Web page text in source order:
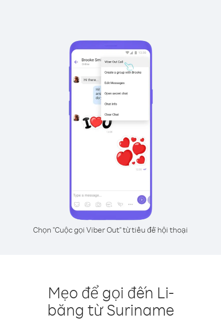
Chọn "Cuộc gọi Viber Out" từ tiêu đề hội thoại
Mẹo để gọi đến Li-
băng từ Suriname